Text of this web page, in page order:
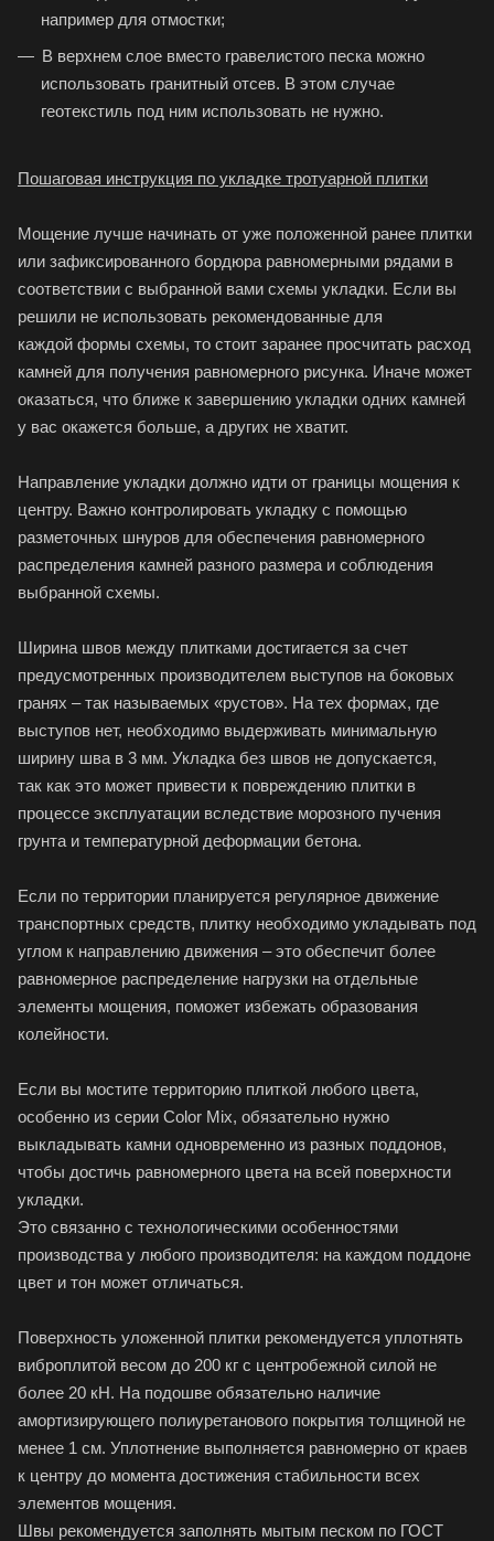
например для отмостки;
В верхнем слое вместо гравелистого песка можно
использовать гранитный отсев. В этом случае
геотекстиль под ним использовать не нужно.
Пошаговая инструкция по укладке тротуарной плитки
Мощение лучше начинать от уже положенной ранее плитки
или зафиксированного бордюра равномерными рядами в
соответствии с выбранной вами схемы укладки. Если вы
решили не использовать рекомендованные для
каждой формы схемы, то стоит заранее просчитать расход
камней для получения равномерного рисунка. Иначе может
оказаться, что ближе к завершению укладки одних камней
у вас окажется больше, а других не хватит.
Направление укладки должно идти от границы мощения к
центру. Важно контролировать укладку с помощью
разметочных шнуров для обеспечения равномерного
распределения камней разного размера и соблюдения
выбранной схемы.
Ширина швов между плитками достигается за счет
предусмотренных производителем выступов на боковых
гранях – так называемых «рустов». На тех формах, где
выступов нет, необходимо выдерживать минимальную
ширину шва в 3 мм. Укладка без швов не допускается,
так как это может привести к повреждению плитки в
процессе эксплуатации вследствие морозного пучения
грунта и температурной деформации бетона.
Если по территории планируется регулярное движение
транспортных средств, плитку необходимо укладывать под
углом к направлению движения – это обеспечит более
равномерное распределение нагрузки на отдельные
элементы мощения, поможет избежать образования
колейности.
Если вы мостите территорию плиткой любого цвета,
особенно из серии Color Mix, обязательно нужно
выкладывать камни одновременно из разных поддонов,
чтобы достичь равномерного цвета на всей поверхности
укладки.
Это связанно с технологическими особенностями
производства у любого производителя: на каждом поддоне
цвет и тон может отличаться.
Поверхность уложенной плитки рекомендуется уплотнять
виброплитой весом до 200 кг с центробежной силой не
более 20 кН. На подошве обязательно наличие
амортизирующего полиуретанового покрытия толщиной не
менее 1 см. Уплотнение выполняется равномерно от краев
к центру до момента достижения стабильности всех
элементов мощения.
Швы рекомендуется заполнять мытым песком по ГОСТ